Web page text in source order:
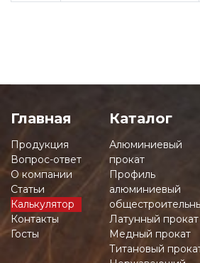
Главная
Продукция
Вопрос-ответ
О компании
Статьи
Калькулятор
Контакты
Госты
Каталог
Алюминиевый
прокат
Профиль
алюминиевый
Латунный прокат
Медный прокат
Титановый